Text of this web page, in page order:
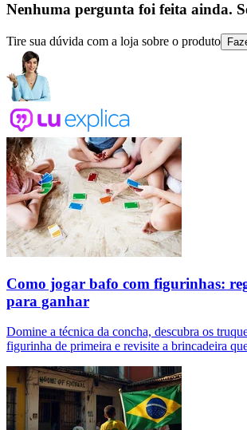
Nenhuma pergunta foi feita ainda.
Tire sua dúvida com a loja sobre o produto
Como jogar bafo com figurinhas:
para ganhar
Domine a técnica da concha, descubra os
figurinha de primeira e revisite a brincadeira